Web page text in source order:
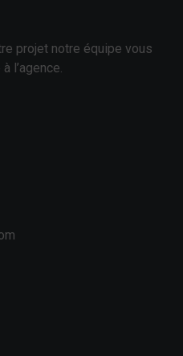
projet notre équipe vous
l’agence.